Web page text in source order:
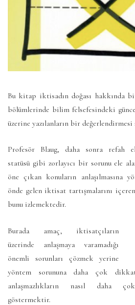
Bu kitap iktisadın doğası hakkında
bölümlerinde bilim felsefesindeki
üzerine yazılanların bir değerlendirmesi
Profesör Blaug, daha sonra refah
statüsü gibi zorlayıcı bir sorunu ele
öne çıkan konuların anlaşılmasına
önde gelen iktisat tartışmalarını
bunu izlemektedir.
Burada amaç, iktisatçıların
üzerinde anlaşmaya varamadığı
önemli sorunları çözmek yerine
yöntem sorununa daha çok
anlaşmazlıkların nasıl daha çok
göstermektir.